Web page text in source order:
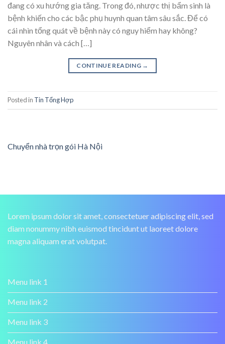
đang có xu hướng gia tăng. Trong đó, nhược thị bẩm sinh là
bệnh khiến cho các bậc phụ huynh quan tâm sâu sắc. Để có
cái nhìn tổng quát về bệnh này có nguy hiểm hay không?
Nguyên nhân và cách […]
CONTINUE READING →
Posted in Tin Tổng Hợp
Chuyển nhà trọn gói Hà Nội
Lorem ipsum dolor sit amet, consectetuer adipiscing elit, sed
diam nonummy nibh euismod tincidunt ut laoreet dolore
magna aliquam erat volutpat.
Menu link 1
Menu link 2
Menu link 3
Menu link 4